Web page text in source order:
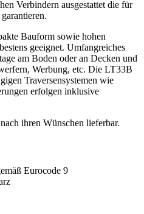
Verbindern ausgestattet die für
Bauform sowie hohen
geeignet. Umfangreiches
am Boden oder an Decken und
Werbung, etc. Die LT33B
Traversensystemen wie
erfolgen inklusive
ihren Wünschen lieferbar.
Eurocode 9